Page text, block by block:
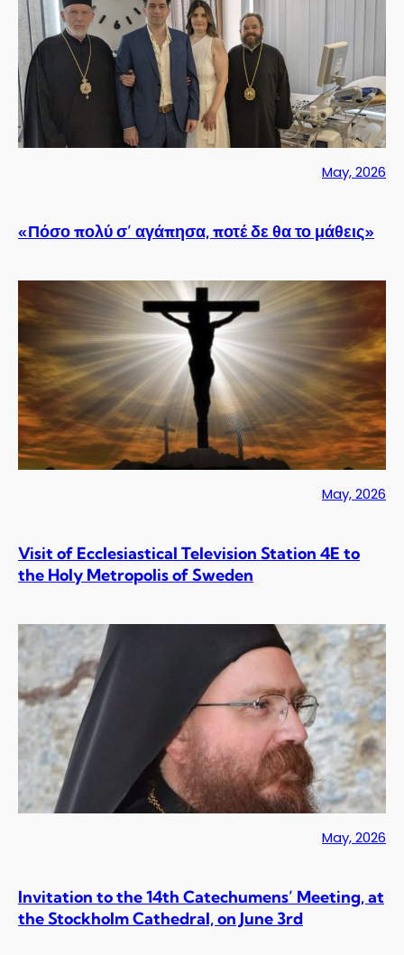
May, 2026
«Πόσο πολύ σ’ αγάπησα, ποτέ δε θα το μάθεις»
May, 2026
Visit of Ecclesiastical Television Station 4E to
the Holy Metropolis of Sweden
May, 2026
Invitation to the 14th Catechumens’ Meeting, at
the Stockholm Cathedral, on June 3rd